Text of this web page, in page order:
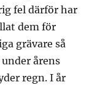
fel därför har
dem för
grävare så
årens
regn. I år